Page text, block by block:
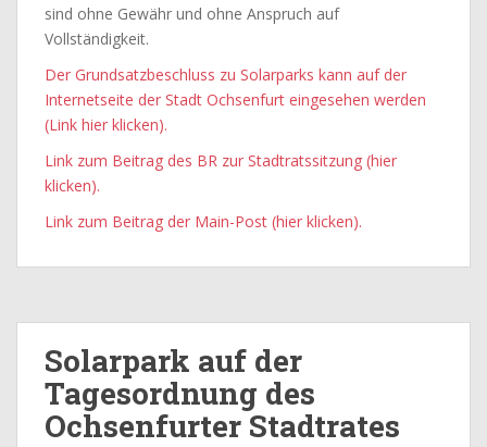
sind ohne Gewähr und ohne Anspruch auf
Vollständigkeit.
Der Grundsatzbeschluss zu Solarparks kann auf der
Internetseite der Stadt Ochsenfurt eingesehen werden
(Link hier klicken).
Link zum Beitrag des BR zur Stadtratssitzung (hier
klicken).
Link zum Beitrag der Main-Post (hier klicken).
Solarpark auf der
Tagesordnung des
Ochsenfurter Stadtrates